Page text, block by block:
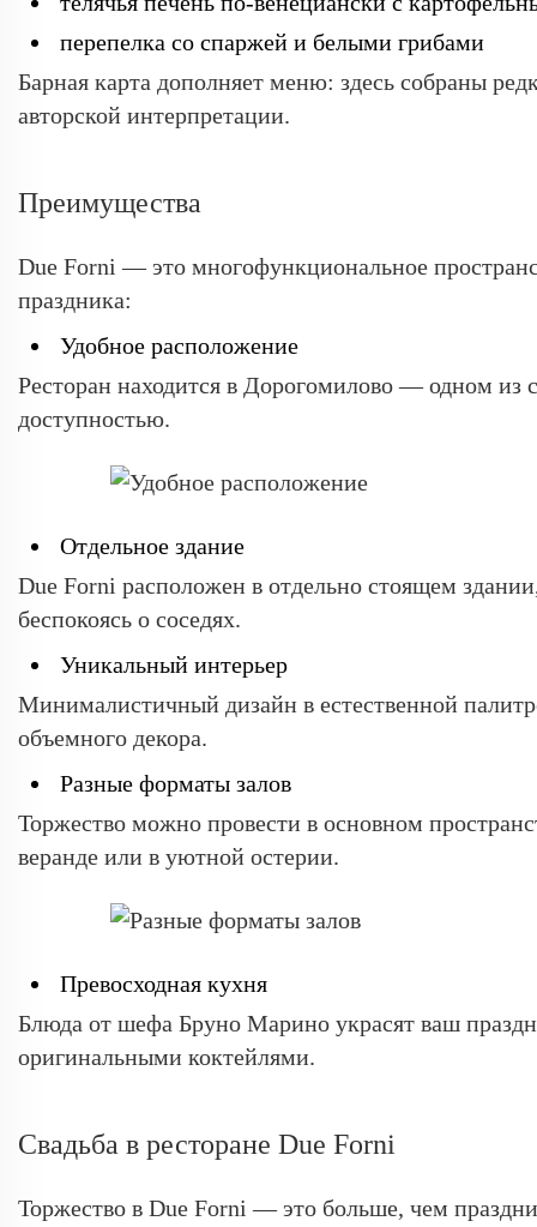
перепелка со спаржей и белыми грибами
Барная карта дополняет меню: здесь собраны
авторской интерпретации.
Преимущества
Due Forni — это многофункциональное
праздника:
Удобное расположение
Ресторан находится в Дорогомилово — одном
доступностью.
Отдельное здание
Due Forni расположен в отдельно стоящем
беспокоясь о соседях.
Уникальный интерьер
Минималистичный дизайн в естественной
объемного декора.
Разные форматы залов
Торжество можно провести в основном
веранде или в уютной остерии.
Превосходная кухня
Блюда от шефа Бруно Марино украсят ваш
оригинальными коктейлями.
Свадьба в ресторане Due Forni
Торжество в Due Forni — это больше, чем